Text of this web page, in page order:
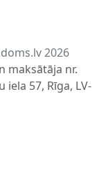
2026
maksātāja nr.
iela 57, Rīga, LV-